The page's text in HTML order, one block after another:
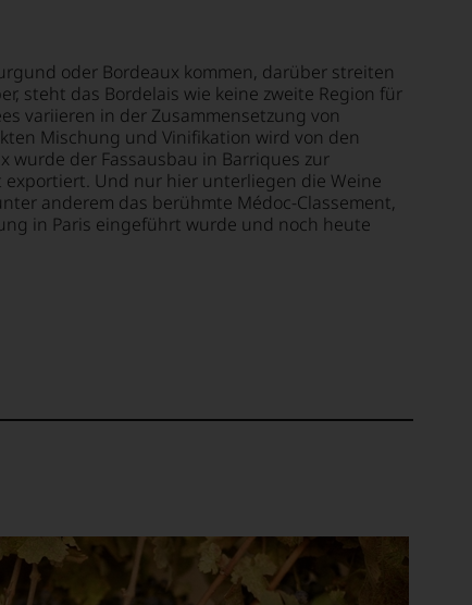
oder Bordeaux kommen, darüber streiten
steht das Bordelais wie keine zweite Region für
variieren in der Zusammensetzung von
Mischung und Vinifikation wird von den
wurde der Fassausbau in Barriques zur
Und nur hier unterliegen die Weine
anderem das berühmte Médoc-Classement,
in Paris eingeführt wurde und noch heute